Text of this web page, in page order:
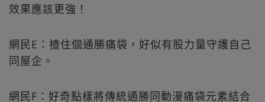
效果應該更強！
網民E：揸住個通勝痛袋，好似有股力量守護自己
同屋企。
網民F：好奇點樣將傳統通勝同動漫痛袋元素結合